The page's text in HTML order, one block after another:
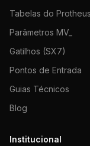
Tabelas do Protheus
Parâmetros MV_
Gatilhos (SX7)
Pontos de Entrada
Guias Técnicos
Blog
Institucional